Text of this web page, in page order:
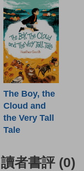
The Boy, the
Cloud and
the Very Tall
Tale
讀者書評 (0)